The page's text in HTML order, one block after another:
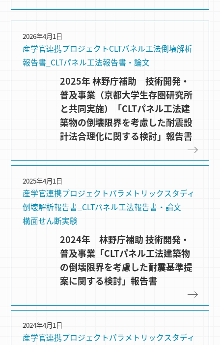
産学官連携プロジェクトCLTパネル⼯法倒壊解析
報告書_CLTパネル工法報告書・論文
2026年4月1日
2025年 林野庁補助 技術開発・
普及事業（京都大学生存圏研究所
と共同実施）「CLTパネル工法建
築物の倒壊限界を考慮した耐震設
計法合理化に関する検討」報告書
産学官連携プロジェクトパラメトリックスタディ
倒壊解析報告書_CLTパネル工法報告書・論文
構⾯せん断実験
2025年4月1日
2024年 林野庁補助 技術開発・
普及事業「CLTパネル工法建築物
の倒壊限界を考慮した耐震基準提
案に関する検討」報告書
産学官連携プロジェクトパラメトリックスタディ
2024年4月1日